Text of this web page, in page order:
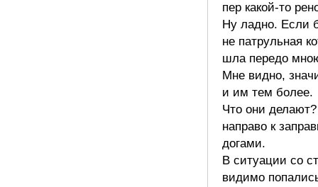
пер какой-то
Ну ладно. Если
не патрульная
шла передо
Мне видно,
и им тем более.
Что они
направо к
догами.
В ситуации со
видимо